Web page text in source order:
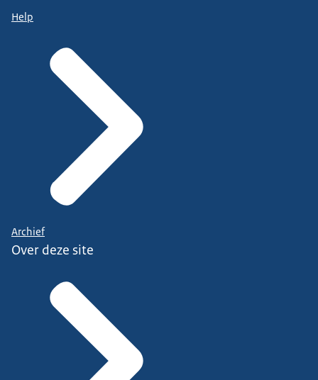
Help
Archief
Over deze site